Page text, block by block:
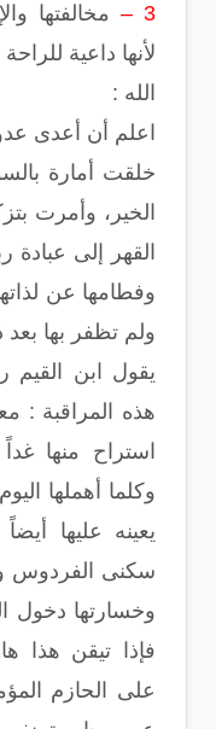
3 –
مخالفتها
لأنها داعية
الله :
اعلم أن أعدى
خلقت أمارة
الخير، وأمرت
القهر إلى عبادة
وفطامها عن
ولم تظفر بها بعد
يقول ابن القيم
هذه المراقبة :
استراح منها
وكلما أهملها
يعينه عليها
سكنى الفردوس
وخسارتها دخول
فإذا تيقن هذا
على الحازم